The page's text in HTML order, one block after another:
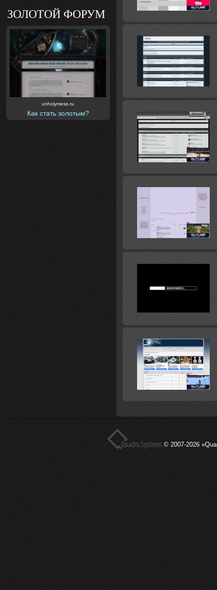
ЗОЛОТОЙ ФОРУМ
unholymess.ru
Как стать золотым?
© 2007-2026